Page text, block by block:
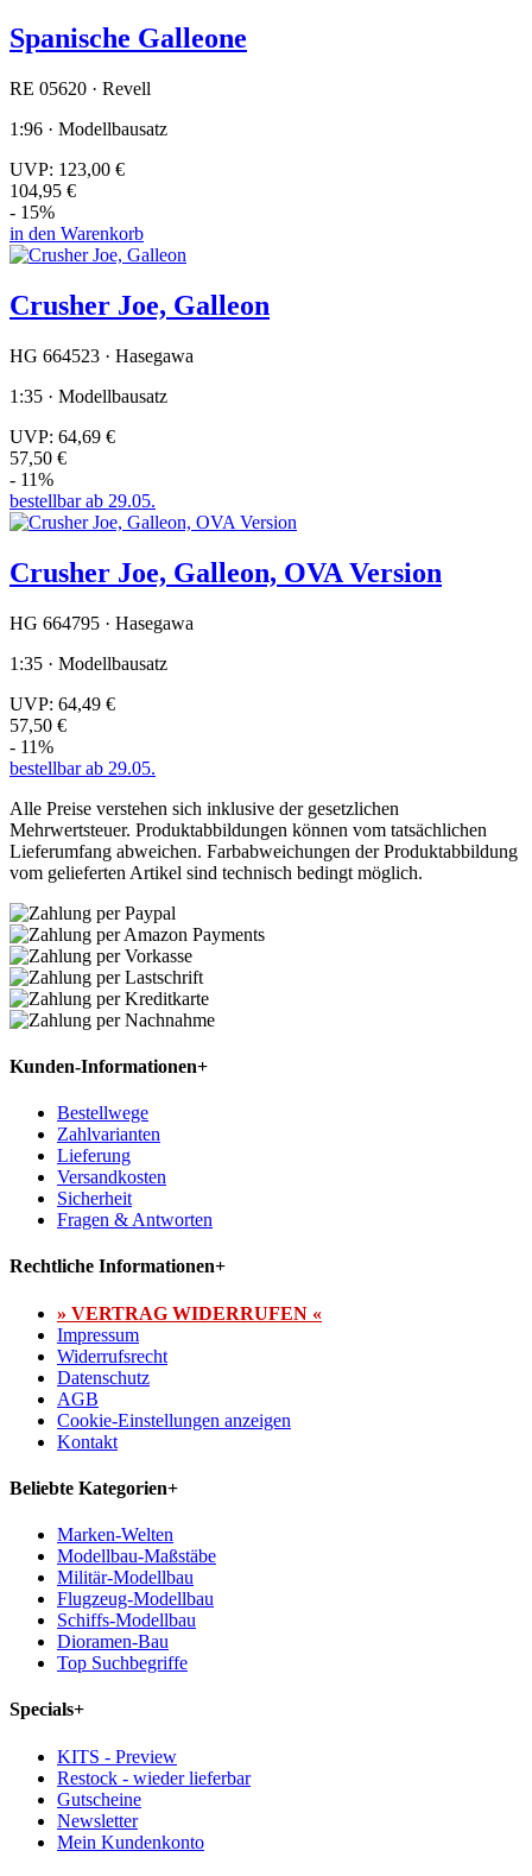
Spanische Galleone
RE 05620 · Revell
1:96 · Modellbausatz
UVP: 123,00 €
104,95 €
- 15%
in den Warenkorb
Crusher Joe, Galleon
HG 664523 · Hasegawa
1:35 · Modellbausatz
UVP: 64,69 €
57,50 €
- 11%
bestellbar ab 29.05.
Crusher Joe, Galleon, OVA Version
HG 664795 · Hasegawa
1:35 · Modellbausatz
UVP: 64,49 €
57,50 €
- 11%
bestellbar ab 29.05.
Alle Preise verstehen sich inklusive der gesetzlichen
Mehrwertsteuer. Produktabbildungen können vom tatsächlichen
Lieferumfang abweichen. Farbabweichungen der Produktabbildung
vom gelieferten Artikel sind technisch bedingt möglich.
Kunden-Informationen+
Bestellwege
Zahlvarianten
Lieferung
Versandkosten
Sicherheit
Fragen & Antworten
Rechtliche Informationen+
» VERTRAG WIDERRUFEN «
Impressum
Widerrufsrecht
Datenschutz
AGB
Cookie-Einstellungen anzeigen
Kontakt
Beliebte Kategorien+
Marken-Welten
Modellbau-Maßstäbe
Militär-Modellbau
Flugzeug-Modellbau
Schiffs-Modellbau
Dioramen-Bau
Top Suchbegriffe
Specials+
KITS - Preview
Restock - wieder lieferbar
Gutscheine
Newsletter
Mein Kundenkonto